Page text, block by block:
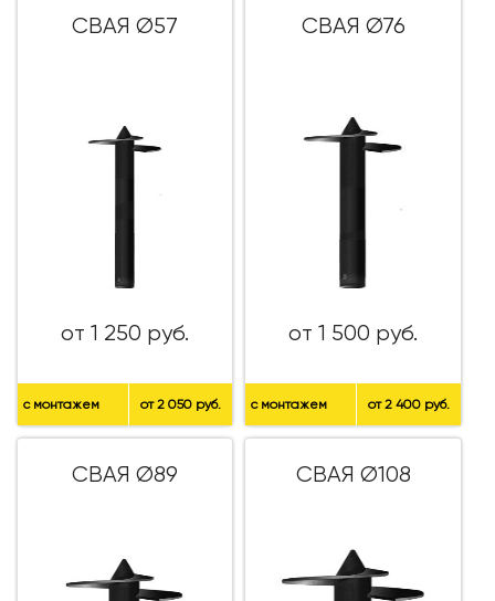
СВАЯ Ø57
от 1 250 руб.
с монтажем от 2 050 руб.
СВАЯ Ø76
от 1 500 руб.
с монтажем от 2 400 руб.
СВАЯ Ø89 СВАЯ Ø108